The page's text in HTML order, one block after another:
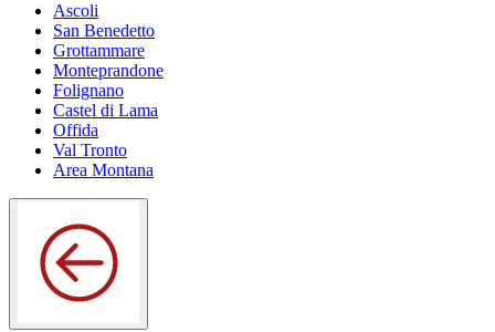
Ascoli
San Benedetto
Grottammare
Monteprandone
Folignano
Castel di Lama
Offida
Val Tronto
Area Montana